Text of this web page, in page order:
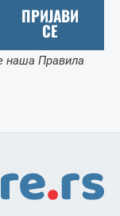
ПРИЈАВИ
СЕ
наша Правила